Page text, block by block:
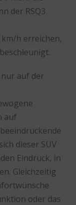
der RSQ3
h erreichen,
nur auf der
auf
dieser SUV
Eindruck, in
Gleichzeitig
oder das